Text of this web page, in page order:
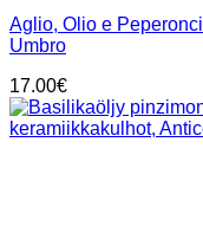
Aglio, Olio e
Umbro
17.00€